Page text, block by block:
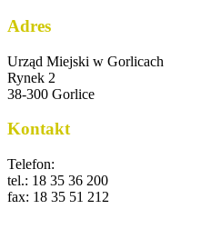
Adres
Urząd Miejski w Gorlicach
Rynek 2
38-300 Gorlice
Kontakt
Telefon:
tel.: 18 35 36 200
fax: 18 35 51 212